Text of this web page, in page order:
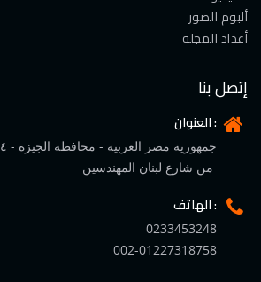
ألبوم الصور
أعداد المجله
إتصل بنا
العنوان :
الهاتف :
0233453248
002-01227318758